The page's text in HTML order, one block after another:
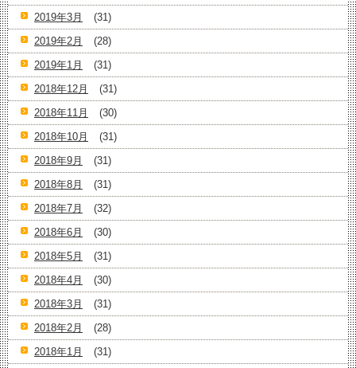
2019年3月
(31)
2019年2月
(28)
2019年1月
(31)
2018年12月
(31)
2018年11月
(30)
2018年10月
(31)
2018年9月
(31)
2018年8月
(31)
2018年7月
(32)
2018年6月
(30)
2018年5月
(31)
2018年4月
(30)
2018年3月
(31)
2018年2月
(28)
2018年1月
(31)